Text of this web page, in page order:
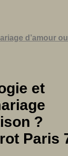
d’amour ou
et
?
Paris